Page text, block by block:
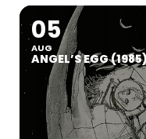
05
AUG
ANGEL’S EGG